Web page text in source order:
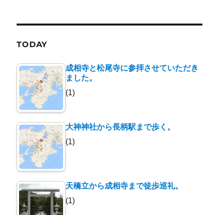
TODAY
成相寺と松尾寺に参拝させていただき
ました。
(1)
大神神社から長柄駅まで歩く。
(1)
天橋立から成相寺まで徒歩巡礼。
(1)